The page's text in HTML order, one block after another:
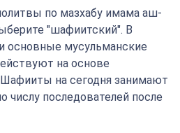
по мазхабу имама аш-
"шафиитский". В
основные мусульманские
на основе
на сегодня занимают
числу последователей после